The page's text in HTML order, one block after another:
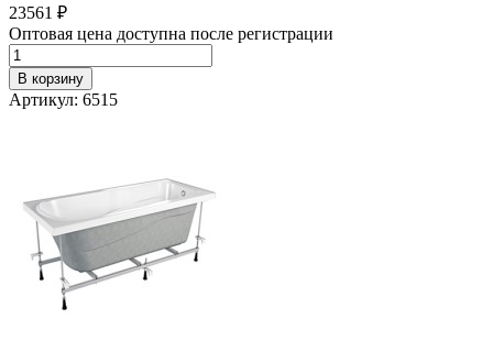
23561 ₽
Оптовая цена доступна после регистрации
В корзину
Артикул: 6515